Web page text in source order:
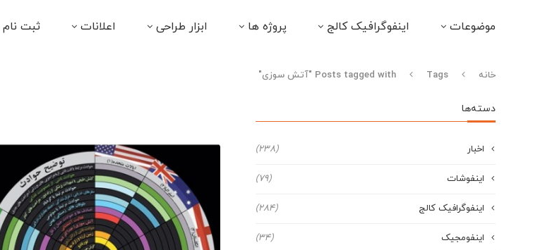
موضوعات اینفوگرافیک کالج پروژه ها ابزار طراحی اعلانات ثبت نام
خانه Tags Posts tagged with "آتش سوزی"
دسته‌ها
اخبار (238)
اینفوشات (79)
اینفوگرافیک کالج (284)
اینفومجیک (34)